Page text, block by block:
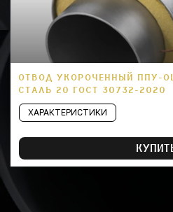
ОТВОД УКОРОЧЕННЫЙ ППУ-
СТАЛЬ 20 ГОСТ 30732-2020
ХАРАКТЕРИСТИКИ